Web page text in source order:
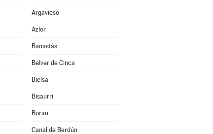
Argavieso
Azlor
Banastás
Belver de Cinca
Bielsa
Bisaurri
Borau
Canal de Berdún